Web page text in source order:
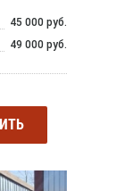
45 000 руб.
49 000 руб.